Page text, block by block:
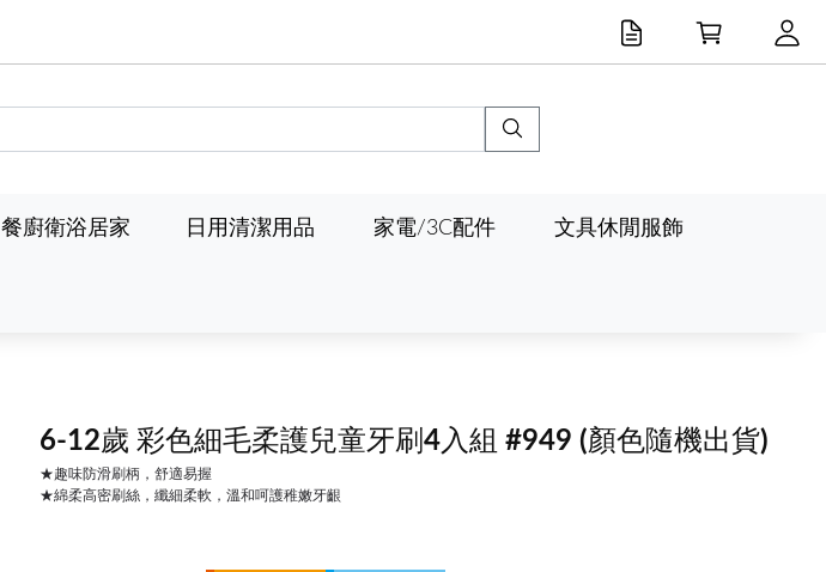
餐廚衛浴居家 日用清潔用品 家電/3C配件 文具休閒服飾
6-12歲 彩色細毛柔護兒童牙刷4入組 #949 (顏色隨機出貨)
★趣味防滑刷柄，舒適易握
★綿柔高密刷絲，纖細柔軟，溫和呵護稚嫩牙齦